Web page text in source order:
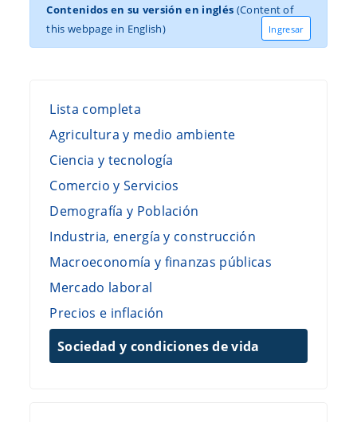
Contenidos en su versión en inglés (Content of
this webpage in English)
Ingresar
Lista completa
Agricultura y medio ambiente
Ciencia y tecnología
Comercio y Servicios
Demografía y Población
Industria, energía y construcción
Macroeconomía y finanzas públicas
Mercado laboral
Precios e inflación
Sociedad y condiciones de vida